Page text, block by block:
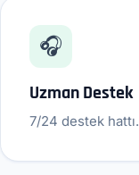
🎧
Uzman Destek
7/24 destek hattı.